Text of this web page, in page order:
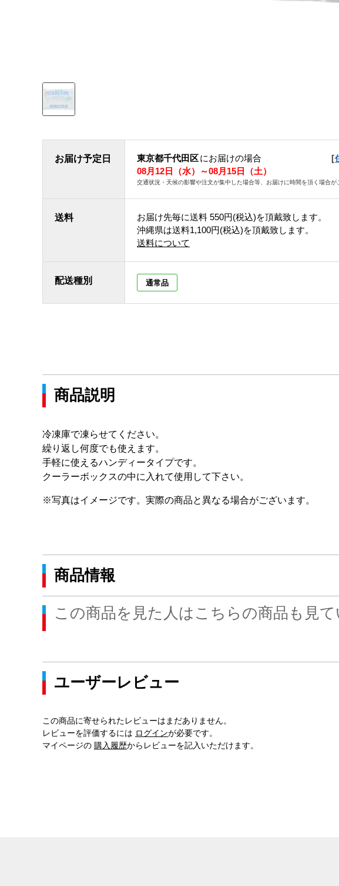
お届け予定日 東京都千代田区にお届けの場合 [
08月12日（水）～08月15日（土）
交通状況・天候の影響や注文が集中した場合等、お届けに時間を頂く場合が
送料 お届け先毎に送料 550円(税込)を頂戴致します。
沖縄県は送料1,100円(税込)を頂戴致します。
送料について
配送種別 通常品
商品説明
冷凍庫で凍らせてください。
繰り返し何度でも使えます。
手軽に使えるハンディータイプです。
クーラーボックスの中に入れて使用して下さい。
※写真はイメージです。実際の商品と異なる場合がございます。
商品情報
この商品を見た人はこちらの商品も見
ユーザーレビュー
この商品に寄せられたレビューはまだありません。
レビューを評価するには ログインが必要です。
マイページの 購入履歴からレビューを記入いただけます。